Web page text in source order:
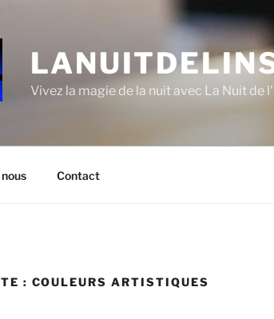
Vivez la magie de la nuit avec La Nuit de
Contact
: COULEURS ARTISTIQUES